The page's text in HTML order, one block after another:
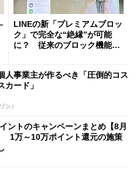
LINEの新「プレミアムブロッ
ク」で完全な“絶縁”が可能
に？ 従来のブロック機能と
人事業主が作るべき「圧倒的コス
カード」
ン）
ントのキャンペーンまとめ【8月
1万～10万ポイント還元の施策